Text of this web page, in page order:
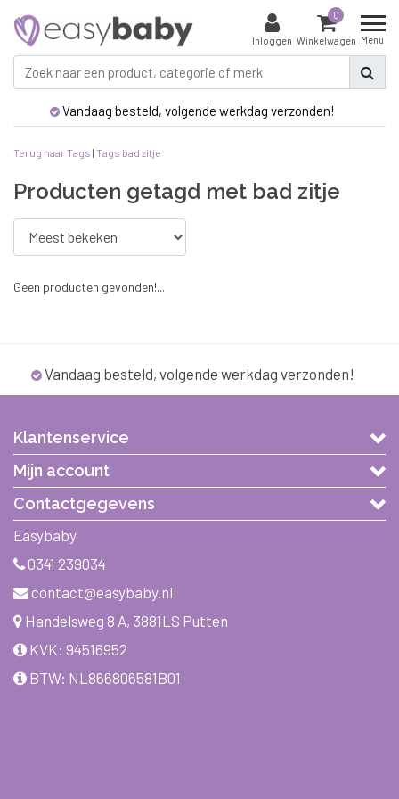
Inloggen
0
Winkelwagen Menu
Vandaag besteld, volgende werkdag verzonden!
Terug naar Tags | Tags bad zitje
Producten getagd met bad zitje
Geen producten gevonden!...
Vandaag besteld, volgende werkdag verzonden!
Klantenservice
Mijn account
Contactgegevens
Easybaby
0341 239034
contact@easybaby.nl
Handelsweg 8 A, 3881LS Putten
KVK: 94516952
BTW: NL866806581B01